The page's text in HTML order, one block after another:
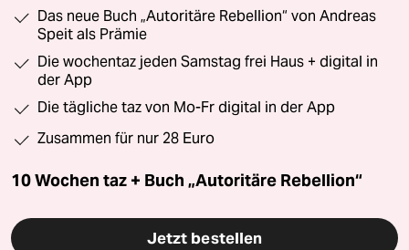
Das neue Buch „Autoritäre Rebellion“ von Andreas
Speit als Prämie
Die wochentaz jeden Samstag frei Haus + digital in
der App
Die tägliche taz von Mo-Fr digital in der App
Zusammen für nur 28 Euro
10 Wochen taz + Buch „Autoritäre Rebellion“
Jetzt bestellen